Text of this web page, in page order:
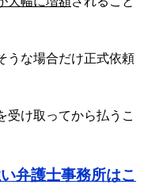
うな場合だけ正式依頼
受け取ってから払うこ
弁護士事務所はこ